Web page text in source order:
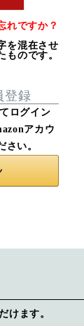
れですか？
を混在させ
ものです。
登録
ログイン
アカウ
さい。
けます。